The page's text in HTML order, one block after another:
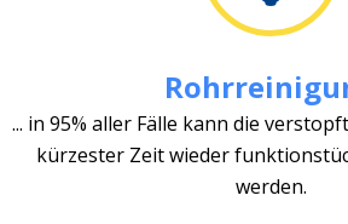
... in 95% aller Fälle kann die
kürzester Zeit wieder
werden.